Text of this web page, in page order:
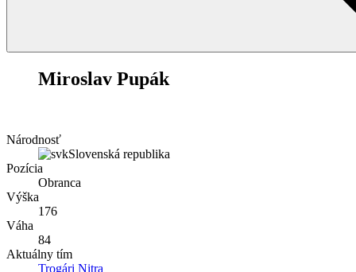
Miroslav Pupák
Národnosť
Slovenská republika
Pozícia
Obranca
Výška
176
Váha
84
Aktuálny tím
Trogári Nitra